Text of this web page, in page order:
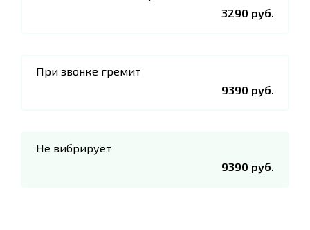
3290 руб.
При звонке гремит
9390 руб.
Не вибрирует
9390 руб.